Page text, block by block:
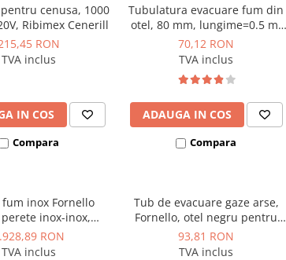
cenusa, 1000
Ribimex Cenerill
RON
TVA inclus
IN COS
Compara
Tubulatura evacuare fum din
otel, 80 mm, lungime=0.5 m,
negru, Kolo Tech
70,12 RON
TVA inclus
ADAUGA IN COS
Compara
fum inox Fornello
inox-inox,
vata bazaltica 40
diametru interior
RON
TVA inclus
Tub de evacuare gaze arse,
Fornello, otel negru pentru
centrale si termoseminee pe
peleti, diametru 80 mm,
93,81 RON
TVA inclus